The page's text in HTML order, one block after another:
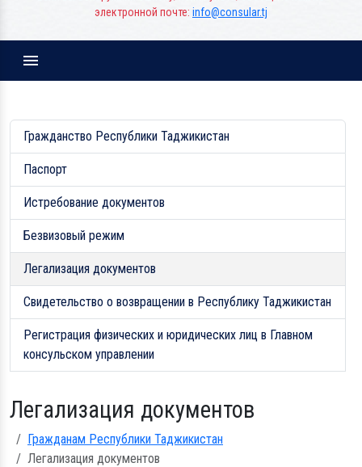
электронной почте: info@consular.tj
Menu
Гражданство Республики Таджикистан
Паспорт
Истребование документов
Безвизовый режим
Легализация документов
Свидетельство о возвращении в Республику Таджикистан
Регистрация физических и юридических лиц в Главном
консульском управлении
Легализация документов
Гражданам Республики Таджикистан
Легализация документов